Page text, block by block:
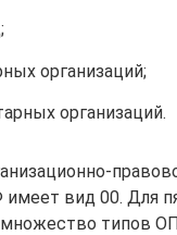
организаций;
организаций.
вид 00. Для
типов